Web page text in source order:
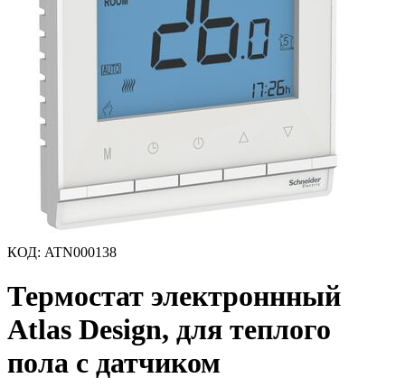
КОД: ATN000138
Термостат электроннный
Atlas Design, для теплого
пола с датчиком